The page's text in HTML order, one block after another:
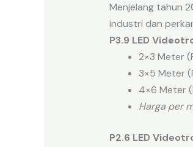
Menjelang tahun
industri dan
P3.9 LED
2×3 Meter
3×5 Meter
4×6 Meter
Harga per
P2.6 LED